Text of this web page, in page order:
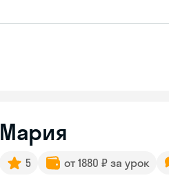
Мария
5 от 1880 ₽ за урок